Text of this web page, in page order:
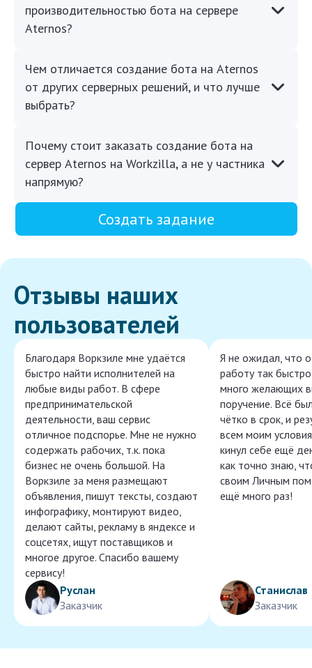
производительностью бота на сервере
Aternos?
Чем отличается создание бота на Aternos
от других серверных решений, и что лучше
выбрать?
Почему стоит заказать создание бота на
сервер Aternos на Workzilla, а не у частника
напрямую?
Создать задание
Отзывы наших
пользователей
Благодаря Воркзиле мне удаётся
быстро найти исполнителей на
любые виды работ. В сфере
предпринимательской
деятельности, ваш сервис
отличное подспорье. Мне не нужно
содержать рабочих, т.к. пока
бизнес не очень большой. На
Воркзиле за меня размещают
объявления, пишут тексты, создают
инфографику, монтируют видео,
делают сайты, рекламу в яндексе и
соцсетях, ищут поставщиков и
многое другое. Спасибо вашему
сервису!
Руслан
Заказчик
Я не ожидал, что
работу так
много желающих
поручение. Всё
чётко в срок, и
всем моим
кинул себе ещё
как точно знаю,
своим Личным
ещё много раз!
Станислав
Заказчик